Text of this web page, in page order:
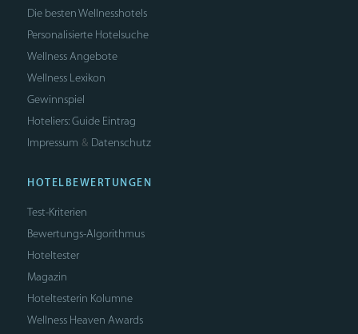
Die besten Wellnesshotels
Personalisierte Hotelsuche
Wellness Angebote
Wellness Lexikon
Gewinnspiel
Hoteliers: Guide Eintrag
Impressum & Datenschutz
HOTELBEWERTUNGEN
Test-Kriterien
Bewertungs-Algorithmus
Hoteltester
Magazin
Hoteltesterin Kolumne
Wellness Heaven Awards